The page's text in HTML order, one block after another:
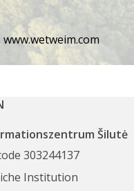
www.wetweim.com
Šilutė
303244137
Institution